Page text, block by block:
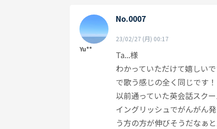
Yu**
No.0007
23/02/27 (月) 00:17
Ta...様
わかっていただけて嬉しい
で歌う感じの全く同じです！
以前通っていた英会話スク
イングリッシュでがんがん
う方の方が伸びそうだなぁ